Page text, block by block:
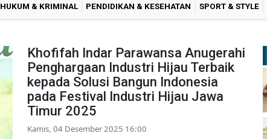
HUKUM & KRIMINAL PENDIDIKAN & KESEHATAN SPORT & STYLE
Khofifah Indar Parawansa Anugerahi
Penghargaan Industri Hijau Terbaik
kepada Solusi Bangun Indonesia
pada Festival Industri Hijau Jawa
Timur 2025
Kamis, 04 Desember 2025 16:00